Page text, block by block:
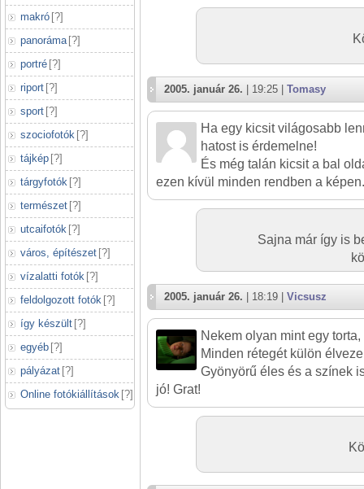
makró [?]
panoráma [?]
portré [?]
riport [?]
sport [?]
szociofotók [?]
tájkép [?]
tárgyfotók [?]
természet [?]
utcaifotók [?]
város, építészet [?]
vízalatti fotók [?]
feldolgozott fotók [?]
így készült [?]
egyéb [?]
pályázat [?]
Online fotókiállítások [?]
2005. január 26. | 19:25 | Tomasy
Ha egy kicsit világosabb
hatost is érdemelne!
És még talán kicsit a bal
ezen kívül minden rendben a képen.
Sajna már így is
2005. január 26. | 18:19 | Vicsusz
Nekem olyan mint egy
Minden rétegét külön
Gyönyörű éles és a színek
jó! Grat!